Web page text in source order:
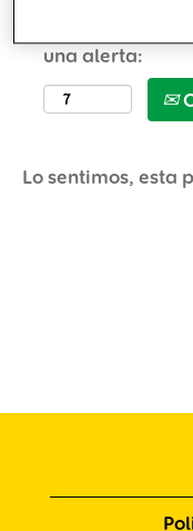
una alerta:
Lo sentimos, esta